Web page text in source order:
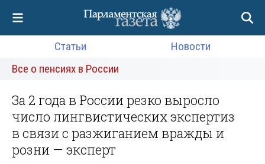
Статьи
Новости
Все о пенсиях в России
За 2 года в России резко выросло
число лингвистических экспертиз
в связи с разжиганием вражды и
розни — эксперт